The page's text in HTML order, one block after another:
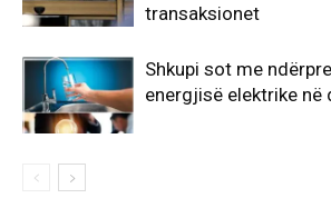
transaksionet
Shkupi sot me
energjisë elektrike në